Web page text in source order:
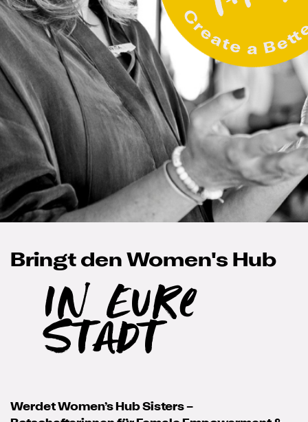
Bringt den Women's Hub
In Eure
Stadt
Werdet Women’s Hub Sisters –